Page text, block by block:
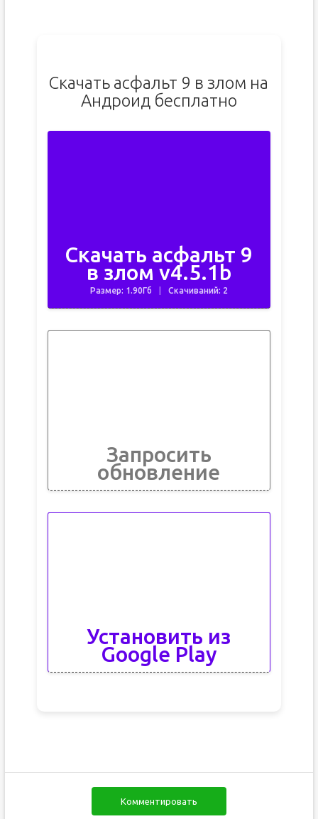
Скачать асфальт 9 в злом на
Андроид бесплатно
Скачать асфальт 9
в злом v4.5.1b
Размер: 1.90Гб Скачиваний: 2
Запросить
обновление
Установить из
Google Play
Комментировать